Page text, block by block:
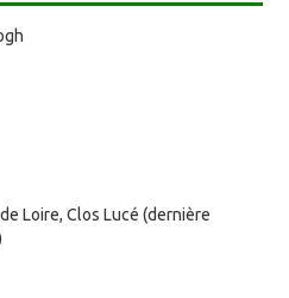
Loire, Clos Lucé (dernière